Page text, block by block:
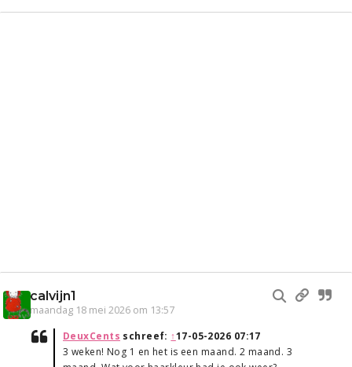
calvijn1
maandag 18 mei 2026 om 13:57
DeuxCents schreef: ↑17-05-2026 07:17
3 weken! Nog 1 en het is een maand. 2 maand. 3